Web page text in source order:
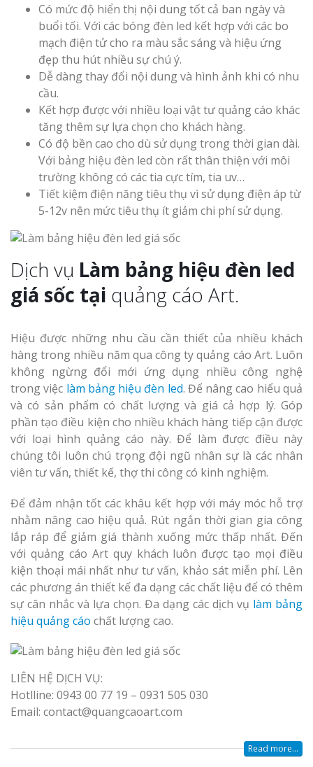
Có mức độ hiển thị nội dung tốt cả ban ngày và
buổi tối. Với các bóng đèn led kết hợp với các bo
mạch điện tử cho ra màu sắc sáng và hiệu ứng
đẹp thu hút nhiều sự chú ý.
Dễ dàng thay đổi nội dung và hình ảnh khi có nhu
cầu.
Kết hợp được với nhiều loại vật tư quảng cáo khác
tăng thêm sự lựa chọn cho khách hàng.
Có độ bền cao cho dù sử dụng trong thời gian dài.
Với bảng hiệu đèn led còn rất thân thiện với môi
trường không có các tia cực tím, tia uv…
Tiết kiệm điện năng tiêu thụ vì sử dụng điện áp từ
5-12v nên mức tiêu thụ ít giảm chi phí sử dụng.
Dịch vụ Làm bảng hiệu đèn led
giá sốc tại quảng cáo Art.
Hiệu được những nhu cầu cần thiết của nhiều khách
hàng trong nhiều năm qua công ty quảng cáo Art. Luôn
không ngừng đổi mới ứng dụng nhiều công nghệ
trong việc làm bảng hiệu đèn led. Để nâng cao hiểu quả
và có sản phẩm có chất lượng và giá cả hợp lý. Góp
phần tạo điều kiện cho nhiều khách hàng tiếp cận được
với loại hình quảng cáo này. Để làm được điều này
chúng tôi luôn chú trọng đội ngũ nhân sự là các nhân
viên tư vấn, thiết kế, thợ thi công có kinh nghiệm.
Để đảm nhận tốt các khâu kết hợp với máy móc hỗ trợ
nhằm nâng cao hiệu quả. Rút ngắn thời gian gia công
lắp ráp để giảm giá thành xuống mức thấp nhất. Đến
với quảng cáo Art quy khách luôn được tạo mọi điều
kiện thoại mái nhất như tư vấn, khảo sát miễn phí. Lên
các phương án thiết kế đa dạng các chất liệu để có thêm
sự cân nhắc và lựa chọn. Đa dạng các dịch vụ làm bảng
hiệu quảng cáo chất lượng cao.
LIÊN HỆ DỊCH VỤ:
Hotlline: 0943 00 77 19 – 0931 505 030
Email: contact@quangcaoart.com
Read more...